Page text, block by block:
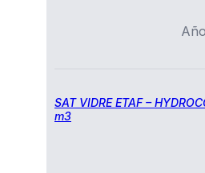
Año
SAT VIDRE ETAF –
m3